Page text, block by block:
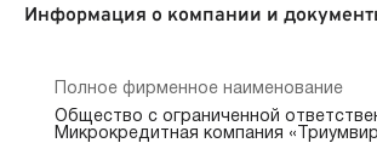
Информация о компании и
Полное фирменное наименование
Общество с ограниченной
Микрокредитная компания